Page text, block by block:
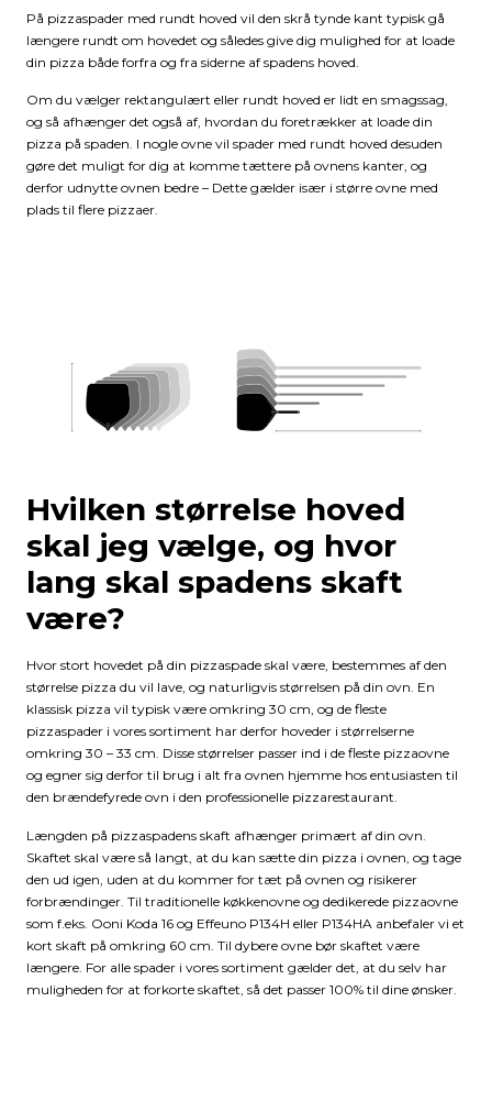
På pizzaspader med rundt hoved vil den skrå tynde kant typisk gå
længere rundt om hovedet og således give dig mulighed for at loade
din pizza både forfra og fra siderne af spadens hoved.
Om du vælger rektangulært eller rundt hoved er lidt en smagssag,
og så afhænger det også af, hvordan du foretrækker at loade din
pizza på spaden. I nogle ovne vil spader med rundt hoved desuden
gøre det muligt for dig at komme tættere på ovnens kanter, og
derfor udnytte ovnen bedre – Dette gælder især i større ovne med
plads til flere pizzaer.
Hvilken størrelse hoved
skal jeg vælge, og hvor
lang skal spadens skaft
være?
Hvor stort hovedet på din pizzaspade skal være, bestemmes af den
størrelse pizza du vil lave, og naturligvis størrelsen på din ovn. En
klassisk pizza vil typisk være omkring 30 cm, og de fleste
pizzaspader i vores sortiment har derfor hoveder i størrelserne
omkring 30 – 33 cm. Disse størrelser passer ind i de fleste pizzaovne
og egner sig derfor til brug i alt fra ovnen hjemme hos entusiasten til
den brændefyrede ovn i den professionelle pizzarestaurant.
Længden på pizzaspadens skaft afhænger primært af din ovn.
Skaftet skal være så langt, at du kan sætte din pizza i ovnen, og tage
den ud igen, uden at du kommer for tæt på ovnen og risikerer
forbrændinger. Til traditionelle køkkenovne og dedikerede pizzaovne
som f.eks. Ooni Koda 16 og Effeuno P134H eller P134HA anbefaler vi et
kort skaft på omkring 60 cm. Til dybere ovne bør skaftet være
længere. For alle spader i vores sortiment gælder det, at du selv har
muligheden for at forkorte skaftet, så det passer 100% til dine ønsker.